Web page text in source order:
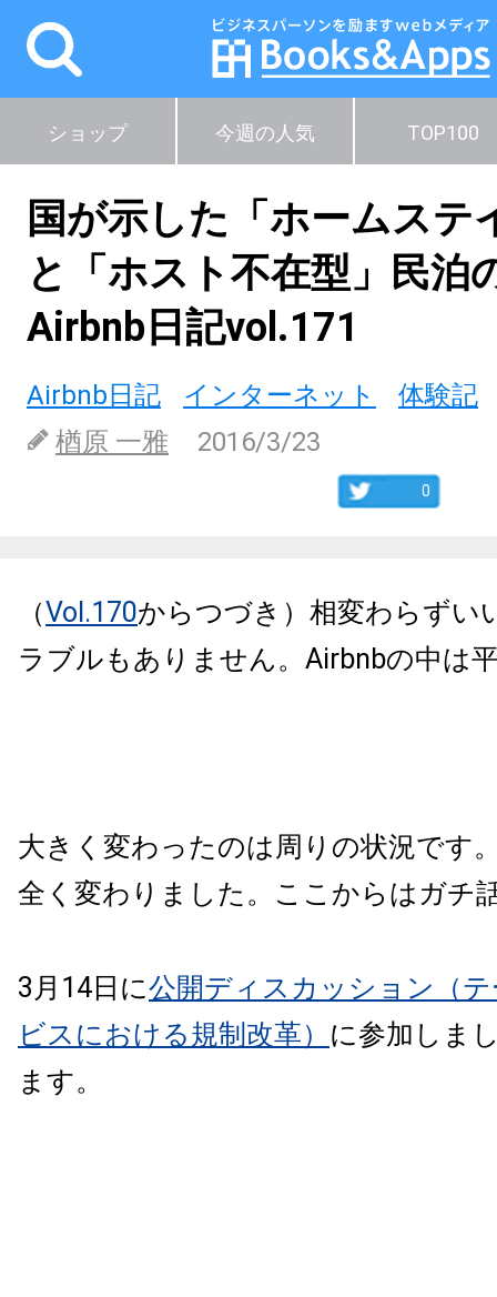
ショップ 今週の人気 TOP100
国が示した「ホームステ
と「ホスト不在型」民
Airbnb日記vol.171
Airbnb日記 インターネット
体験記
楢原 一雅
2016/3/23
0
（Vol.170からつづき）相変わらずい
ラブルもありません。Airbnbの中は
大きく変わったのは周りの状況です
全く変わりました。ここからはガチ
3月14日に公開ディスカッション（
ビスにおける規制改革） に参加しま
ます。